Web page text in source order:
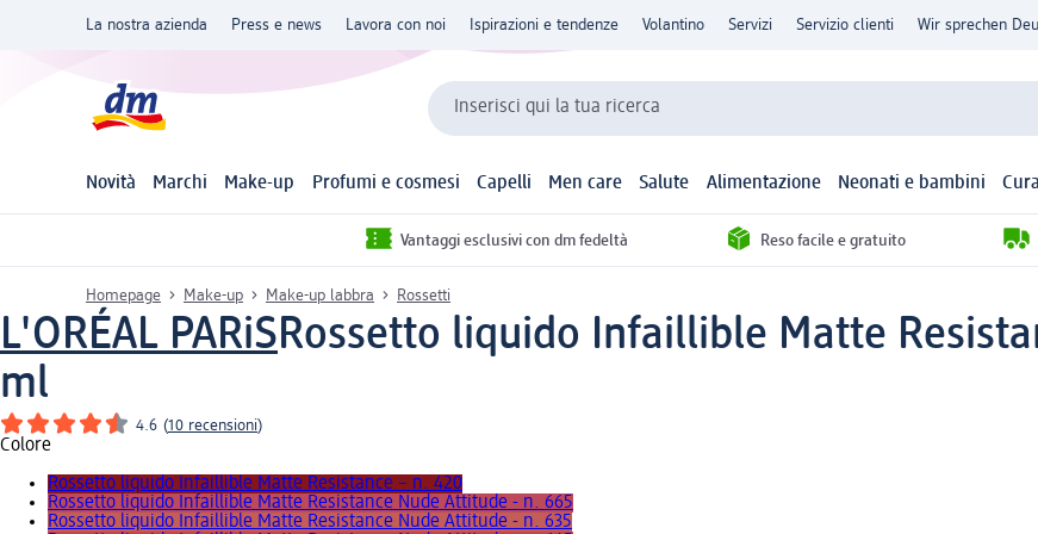
La nostra azienda Press e news Lavora con noi Ispirazioni e tendenze Volantino Servizi Servizio clienti Wir sprechen
Inserisci qui la tua ricerca
Novità Marchi Make-up Profumi e cosmesi Capelli Men care Salute Alimentazione Neonati e bambini
Vantaggi esclusivi con dm fedeltà Reso facile e gratuito
Homepage Make-up Make-up labbra Rossetti
L'ORÉAL PARiSRossetto liquido Infaillible Matte
ml
4.6 (10 recensioni)
Colore
Rossetto liquido Infaillible Matte Resistance – n. 420
Rossetto liquido Infaillible Matte Resistance Nude Attitude - n. 665
Rossetto liquido Infaillible Matte Resistance Nude Attitude - n. 635